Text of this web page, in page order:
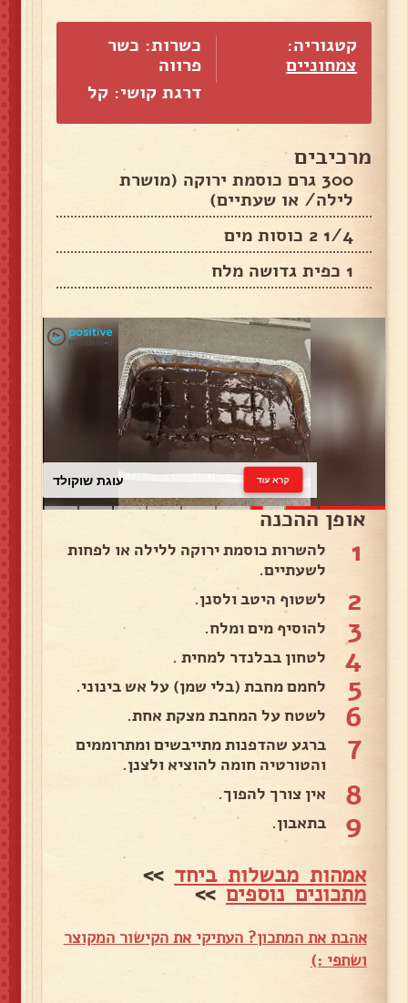
קטגוריה:
צמחוניים
כשרות: כשר
פרווה
דרגת קושי: קל
מרכיבים
300 גרם כוסמת ירוקה (מושרת
לילה/ או שעתיים)
1/4 2 כוסות מים
1 כפית גדושה מלח
עוגת שוקולד קרא עוד
אופן ההכנה
1
להשרות כוסמת ירוקה ללילה או לפחות
לשעתיים.
2 לשטוף היטב ולסנן.
3 להוסיף מים ומלח.
4 לטחון בבלנדר למחית .
5 לחמם מחבת (בלי שמן) על אש בינוני.
6 לשטח על המחבת מצקת אחת.
7
ברגע שהדפנות מתייבשים ומתרוממים
והטורטיה חומה להוציא ולצנן.
8 אין צורך להפוך.
9 בתאבון.
אמהות מבשלות ביחד >>
מתכונים נוספים>>
אהבת את המתכון? העתיקי את הקישור המקוצר
ושתפי :)